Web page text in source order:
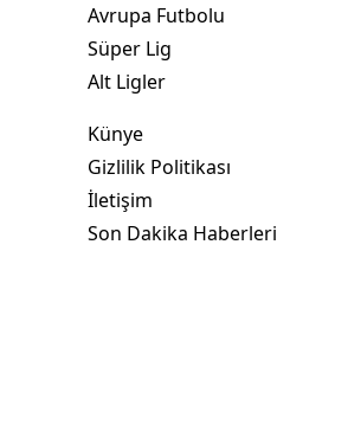
Avrupa Futbolu
Süper Lig
Alt Ligler
Künye
Gizlilik Politikası
İletişim
Son Dakika Haberleri